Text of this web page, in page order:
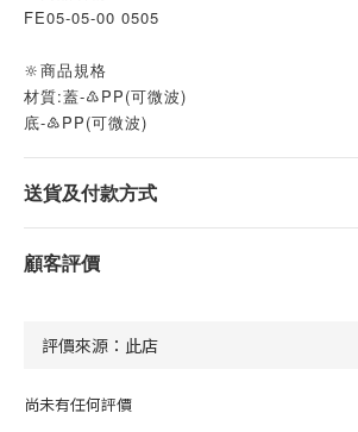
FE05-05-00 0505
🔆商品規格
材質:蓋-♳PP(可微波)
底-♷PP(可微波)
送貨及付款方式
顧客評價
尚未有任何評價